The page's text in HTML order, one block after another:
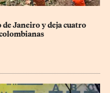
Janeiro y deja cuatro